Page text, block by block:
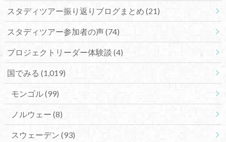
スタディツアー振り返りブログまとめ (21)
スタディツアー参加者の声(74)
プロジェクトリーダー体験談 (4)
国でみる (1,019)
モンゴル(99)
ノルウェー (8)
スウェーデン (93)